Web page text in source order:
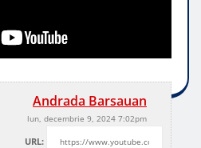
Andrada Barsauan
lun, decembrie 9, 2024 7:02pm
URL: